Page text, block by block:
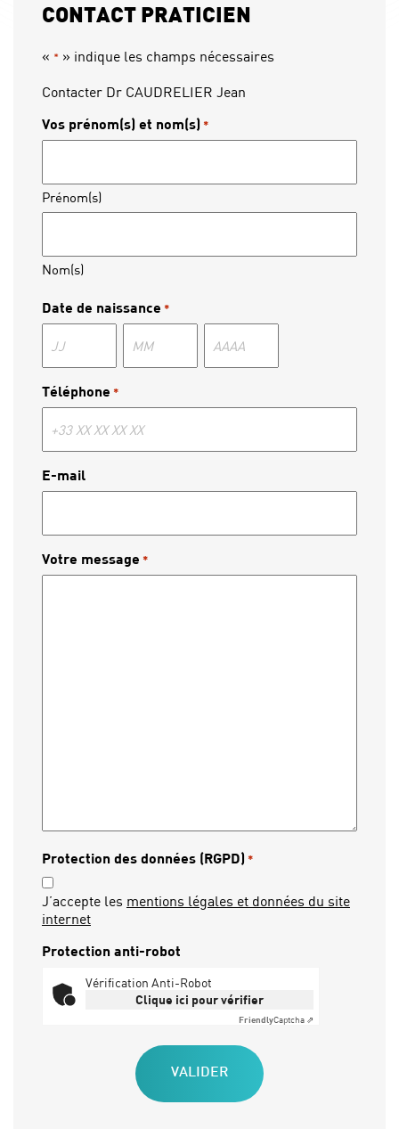
CONTACT PRATICIEN
« * » indique les champs nécessaires
Contacter Dr CAUDRELIER Jean
Vos prénom(s) et nom(s) *
Prénom(s)
Nom(s)
Date de naissance *
Jour Mois Année
Téléphone *
E-mail
Votre message *
Protection des données (RGPD) *
J’accepte les mentions légales et données du site
internet
Protection anti-robot
Vérification Anti-Robot
Clique ici pour vérifier
FriendlyCaptcha ⇗